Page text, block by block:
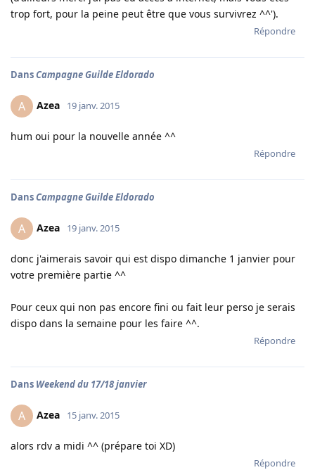
trop fort, pour la peine peut être que vous survivrez ^^').
Répondre
DansCampagne Guilde Eldorado
A Azea 19 janv. 2015
hum oui pour la nouvelle année ^^
Répondre
DansCampagne Guilde Eldorado
A Azea 19 janv. 2015
donc j'aimerais savoir qui est dispo dimanche 1 janvier pour
votre première partie ^^
Pour ceux qui non pas encore fini ou fait leur perso je serais
dispo dans la semaine pour les faire ^^.
Répondre
Dans Weekend du 17/18 janvier
A Azea 15 janv. 2015
alors rdv a midi ^^ (prépare toi XD)
Répondre